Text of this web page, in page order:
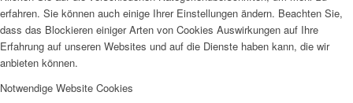
erfahren. Sie können auch einige Ihrer Einstellungen ändern. Beachten Sie,
dass das Blockieren einiger Arten von Cookies Auswirkungen auf Ihre
Erfahrung auf unseren Websites und auf die Dienste haben kann, die wir
anbieten können.
Notwendige Website Cookies